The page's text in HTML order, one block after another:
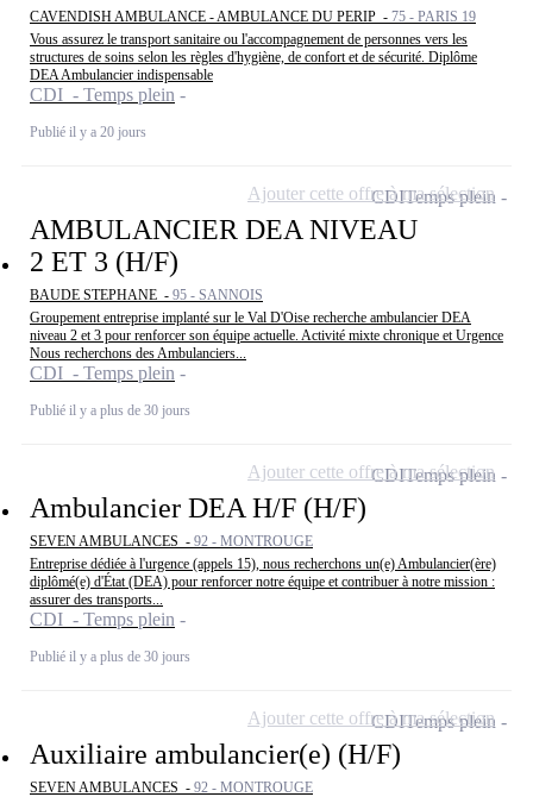
CAVENDISH AMBULANCE - AMBULANCE DU PERIP - 75 - PARIS 19
Vous assurez le transport sanitaire ou l'accompagnement de personnes vers les
structures de soins selon les règles d'hygiène, de confort et de sécurité. Diplôme
DEA Ambulancier indispensable
CDI - Temps plein
Publié il y a 20 jours
AMBULANCIER DEA NIVEAU
2 ET 3 (H/F)
BAUDE STEPHANE - 95 - SANNOIS
Groupement entreprise implanté sur le Val D'Oise recherche ambulancier DEA
niveau 2 et 3 pour renforcer son équipe actuelle. Activité mixte chronique et Urgence
Nous recherchons des Ambulanciers...
CDI - Temps plein
Publié il y a plus de 30 jours
CDITemps plein
Ajouter cette offre à ma sélection
Ambulancier DEA H/F (H/F)
SEVEN AMBULANCES - 92 - MONTROUGE
Entreprise dédiée à l'urgence (appels 15), nous recherchons un(e) Ambulancier(ère)
diplômé(e) d'État (DEA) pour renforcer notre équipe et contribuer à notre mission :
assurer des transports...
CDI - Temps plein
Publié il y a plus de 30 jours
CDITemps plein
Ajouter cette offre à ma sélection
Auxiliaire ambulancier(e) (H/F)
SEVEN AMBULANCES - 92 - MONTROUGE
CDITemps plein
Ajouter cette offre à ma sélection